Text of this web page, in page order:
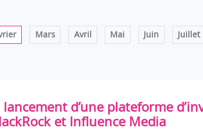
Mars Avril Mai Juin Juillet
lancement d’une plateforme
et Influence Media